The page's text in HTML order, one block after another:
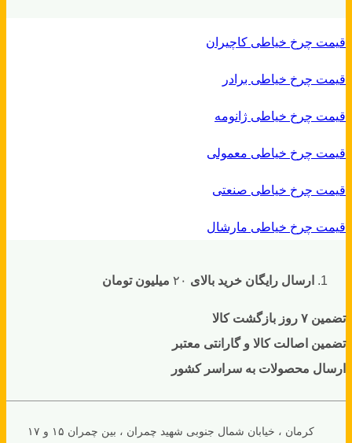
قیمت چرخ خیاطی کاچیران
قیمت چرخ خیاطی برادر
قیمت چرخ خیاطی ژانومه
قیمت چرخ خیاطی معمولی
قیمت چرخ خیاطی صنعتی
قیمت چرخ خیاطی مارشال
ارسال رایگان خرید بالای میلیون تومان
تضمین ۷ روز بازگشت کالا
تضمین اصالت کالا و گارانتی معتبر
ارسال محصولات به سراسر کشور
کرمان ، خیابان شمال جنوبی شهید چمران ، بین چمران ۱۵ و ۱۷